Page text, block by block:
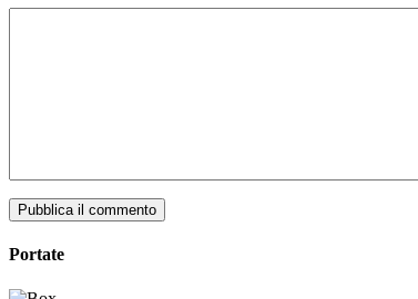
Pubblica il commento
Portate